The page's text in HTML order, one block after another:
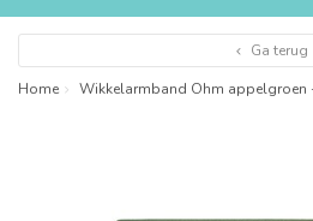
Ga terug
Home
Wikkelarmband Ohm appelgroen